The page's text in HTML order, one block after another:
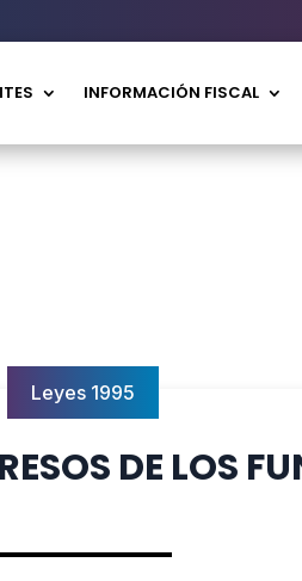
INFORMACIÓN FISCAL
Leyes 1995
DE LOS